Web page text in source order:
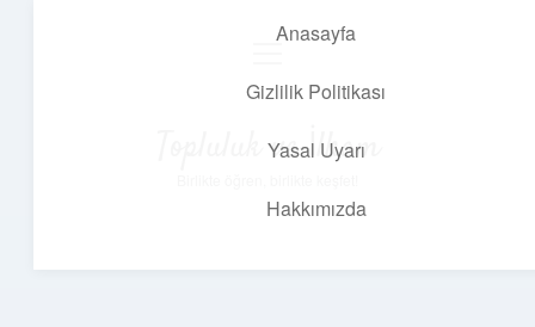
Anasayfa
Gizlilik Politikası
Yasal Uyarı
Hakkımızda
Topluluk ve İlham